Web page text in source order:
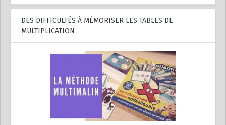
DES DIFFICULTÉS À MÉMORISER LES TABLES DE
MULTIPLICATION